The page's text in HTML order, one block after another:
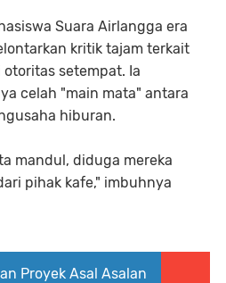
Suara Airlangga era
kritik tajam terkait
setempat. Ia
celah "main mata" antara
hiburan.
mandul, diduga mereka
pihak kafe," imbuhnya
Proyek Asal Asalan